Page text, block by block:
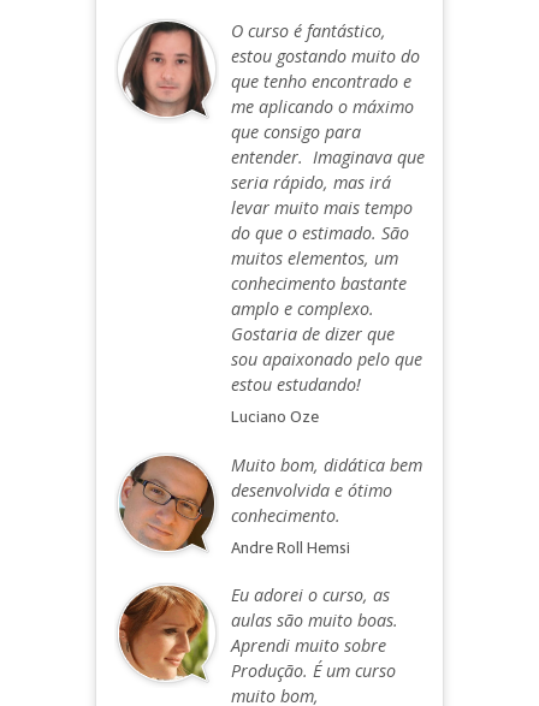
O curso é fantástico,
estou gostando muito do
que tenho encontrado e
me aplicando o máximo
que consigo para
entender. Imaginava que
seria rápido, mas irá
levar muito mais tempo
do que o estimado. São
muitos elementos, um
conhecimento bastante
amplo e complexo.
Gostaria de dizer que
sou apaixonado pelo que
estou estudando!
Luciano Oze
Muito bom, didática bem
desenvolvida e ótimo
conhecimento.
Andre Roll Hemsi
Eu adorei o curso, as
aulas são muito boas.
Aprendi muito sobre
Produção. É um curso
muito bom,